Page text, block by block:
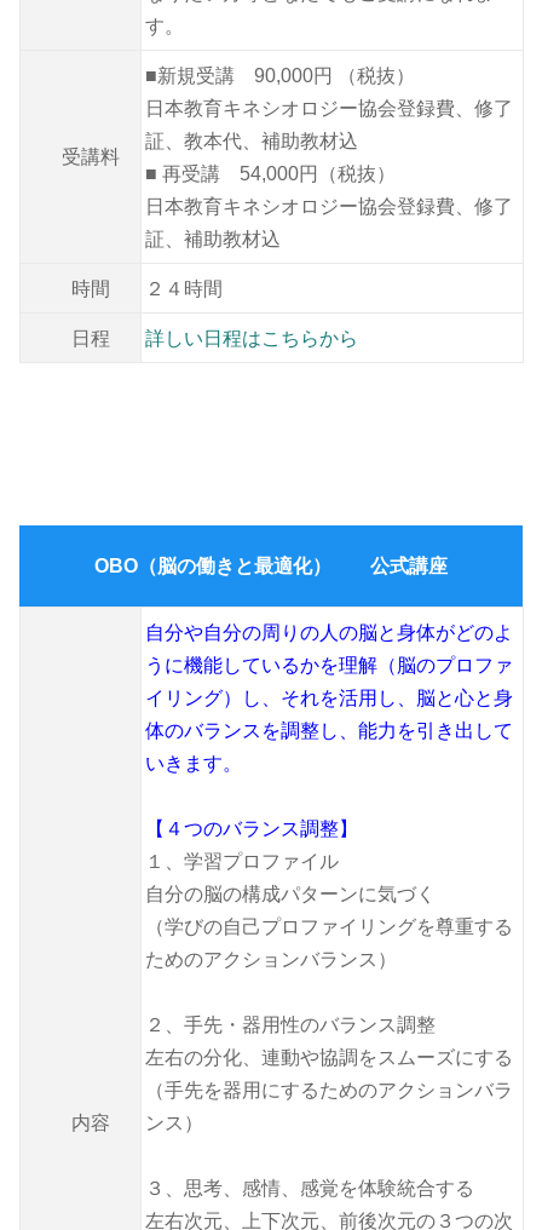
す。
受講料
■新規受講 90,000円 （税抜）
日本教育キネシオロジー協会登録費、修了
証、教本代、補助教材込
■ 再受講 54,000円（税抜）
日本教育キネシオロジー協会登録費、修了
証、補助教材込
時間 ２４時間
日程 詳しい日程はこちらから
OBO（脳の働きと最適化） 公式講座
内容
自分や自分の周りの人の脳と身体がどのよ
うに機能しているかを理解（脳のプロファ
イリング）し、それを活用し、脳と心と身
体のバランスを調整し、能力を引き出して
いきます。
【４つのバランス調整】
１、学習プロファイル
自分の脳の構成パターンに気づく
（学びの自己プロファイリングを尊重する
ためのアクションバランス）
２、手先・器用性のバランス調整
左右の分化、連動や協調をスムーズにする
（手先を器用にするためのアクションバラ
ンス）
３、思考、感情、感覚を体験統合する
左右次元、上下次元、前後次元の３つの次